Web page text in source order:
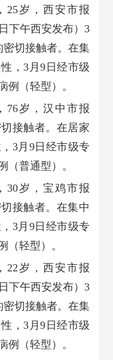
25岁，西安市报
下午西安发布）3
密切接触者。在集
，3月9日经市级
例（轻型）。
76岁，汉中市报
接触者。在居家
3月9日经市级专
（普通型）。
30岁，宝鸡市报
接触者。在集中
3月9日经市级专
（轻型）。
22岁，西安市报
下午西安发布）3
密切接触者。在集
，3月9日经市级
例（轻型）。